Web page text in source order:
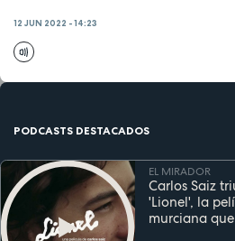
12 JUN 2022 - 14:23
PODCASTS DESTACADOS
EL MIRADOR
Carlos Saiz
'Lionel', la
murciana